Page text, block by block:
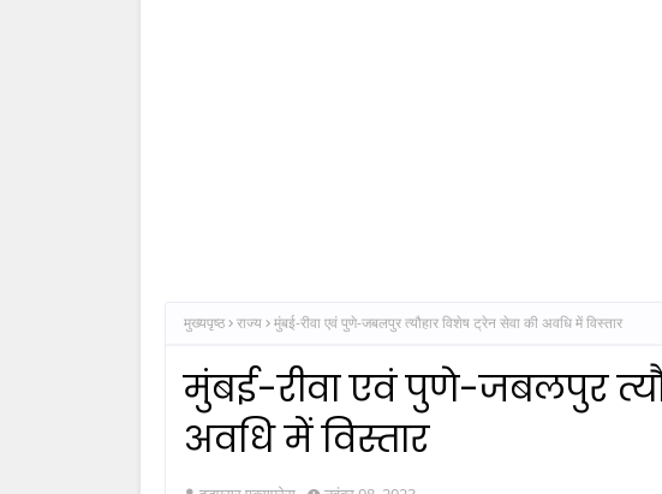
मुख्यपृष्ठ राज्य मुंबई-रीवा एवं पुणे-जबलपुर त्यौहार विशेष ट्रेन सेवा की अवधि में विस्तार
मुंबई-रीवा एवं पुणे-जबलपुर
अवधि में विस्तार